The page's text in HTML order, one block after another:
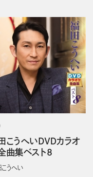
こうへいDVDカラオ
曲集ベスト8
うへい